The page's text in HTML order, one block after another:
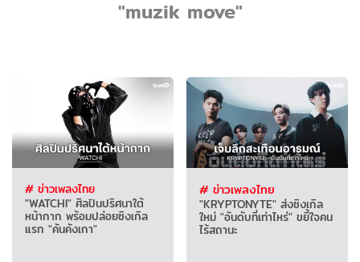
"muzik move"
# ข่าวเพลงไทย
"WATCHI" ศิลปินปริศนาใต้
หน้ากาก พร้อมปล่อยซิงเกิล
แรก "คันคังเกา"
# ข่าวเพลงไทย
"KRYPTONYTE" ส่งซิงเกิล
ใหม่ "อันดับที่เท่าไหร่" ขยี้ใจคน
ไร้สถานะ